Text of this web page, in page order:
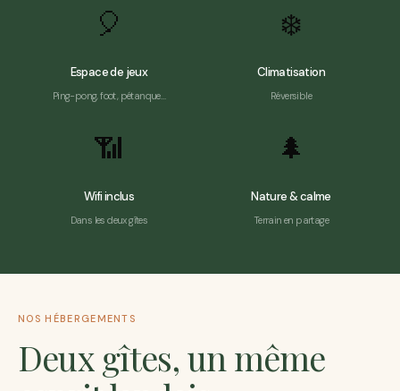
🎈
Espace de jeux
Ping-pong, foot, pétanque…
❄️
Climatisation
Réversible
📶
Wifi inclus
Dans les deux gîtes
🌲
Nature & calme
Terrain en partage
NOS HÉBERGEMENTS
Deux gîtes, un même